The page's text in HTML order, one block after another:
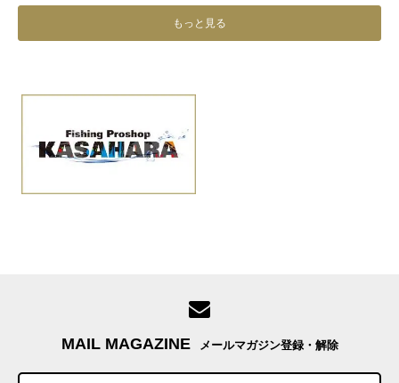
もっと見る
MAIL MAGAZINE メールマガジン登録・解除